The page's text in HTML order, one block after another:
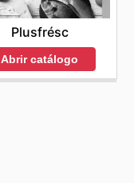
Plusfrésc
Abrir catálogo